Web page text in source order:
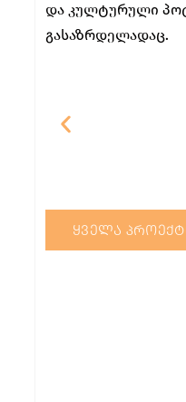
და კულტურული
გასაზრდელადაც.
ᲧᲕᲔᲚᲐ